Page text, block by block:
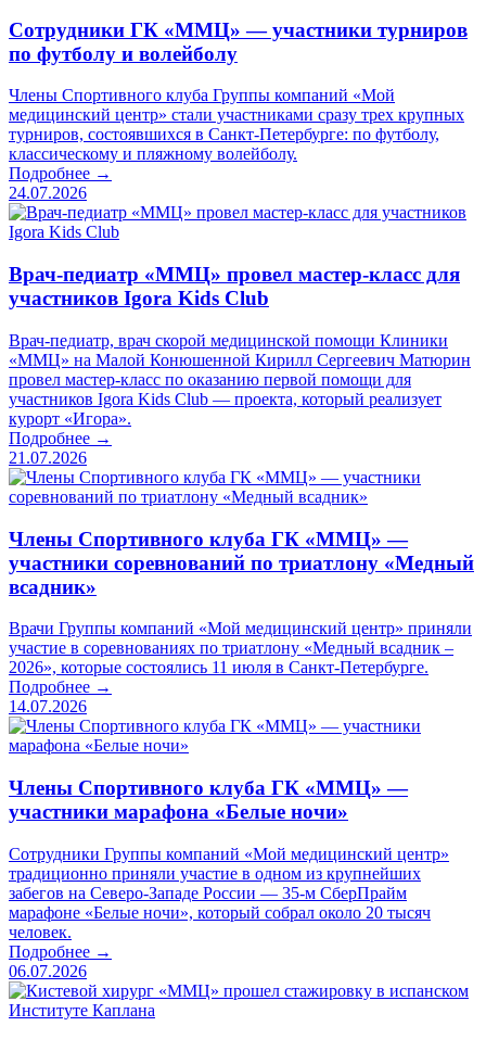
Сотрудники ГК «ММЦ» — участники турниров
по футболу и волейболу
Члены Спортивного клуба Группы компаний «Мой
медицинский центр» стали участниками сразу трех крупных
турниров, состоявшихся в Санкт-Петербурге: по футболу,
классическому и пляжному волейболу.
Подробнее →
24.07.2026
Врач-педиатр «ММЦ» провел мастер-класс для
участников Igora Kids Club
Врач-педиатр, врач скорой медицинской помощи Клиники
«ММЦ» на Малой Конюшенной Кирилл Сергеевич Матюрин
провел мастер-класс по оказанию первой помощи для
участников Igora Kids Club — проекта, который реализует
курорт «Игора».
Подробнее →
21.07.2026
Члены Спортивного клуба ГК «ММЦ» —
участники соревнований по триатлону «Медный
всадник»
Врачи Группы компаний «Мой медицинский центр» приняли
участие в соревнованиях по триатлону «Медный всадник –
2026», которые состоялись 11 июля в Санкт-Петербурге.
Подробнее →
14.07.2026
Члены Спортивного клуба ГК «ММЦ» —
участники марафона «Белые ночи»
Сотрудники Группы компаний «Мой медицинский центр»
традиционно приняли участие в одном из крупнейших
забегов на Северо-Западе России — 35-м СберПрайм
марафоне «Белые ночи», который собрал около 20 тысяч
человек.
Подробнее →
06.07.2026